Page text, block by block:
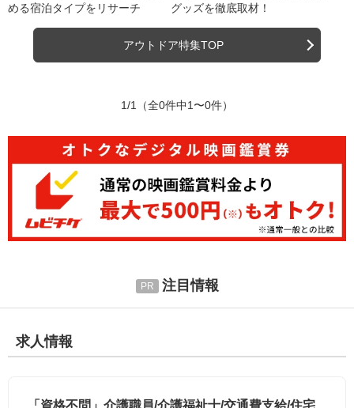
める宿泊タイプをリサーチ
グッズを徹底取材！
アウトドア特集TOP
1/1 （全0件中1〜0件）
注目情報
求人情報